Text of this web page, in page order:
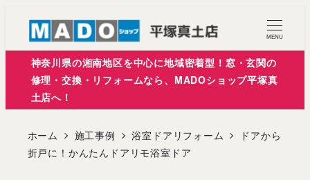
MENU
神奈川県の湘南地区を中心に地域密着型！窓・玄関の
修理・交換・リフォームなら、MADOショップ平塚真
土店へ！
ホーム 施工事例 浴室ドアリフォーム
ドアから
折戸に！かんたんドアリモ浴室ドア